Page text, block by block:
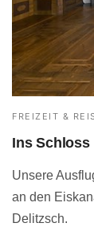
FREIZEIT &
Ins Schloss
Unsere
an den
Delitzsch.